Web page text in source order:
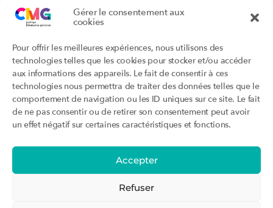
Gérer le consentement aux
cookies
Pour offrir les meilleures expériences, nous utilisons des
technologies telles que les cookies pour stocker et/ou accéder
aux informations des appareils. Le fait de consentir à ces
technologies nous permettra de traiter des données telles que le
comportement de navigation ou les ID uniques sur ce site. Le fait
de ne pas consentir ou de retirer son consentement peut avoir
un effet négatif sur certaines caractéristiques et fonctions.
Accepter
Refuser
CSI
Orientations prioritaires
Productions
Productions du Collège
Productions des structures
adhérentes
Labellisation
Addictions et médecine générale
Et si c’était une maladie rare ?
Portails
Annuaire DU/DIU
Archimede.fr
Ebmfrance.net
Toutes les recos
Certificats-absurdes.fr
la contraception dite masculine
Activité « sommeil »
Évènements
CMGF 2025
CMGF - Editions précédentes